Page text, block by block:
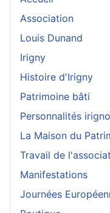
Association
Louis Dunand
Irigny
Histoire d'Irigny
Patrimoine bâti
Personnalités
La Maison du
Travail de
Manifestations
Journées